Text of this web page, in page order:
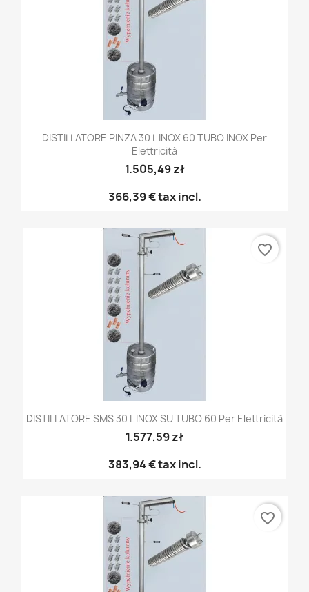
DISTILLATORE PINZA 30 L INOX 60 TUBO INOX Per
Elettricità
1.505,49 zł
366,39 €tax incl.
DISTILLATORE SMS 30 L INOX SU TUBO 60 Per Elettricità
1.577,59 zł
383,94 €tax incl.
favorite_border
favorite_border